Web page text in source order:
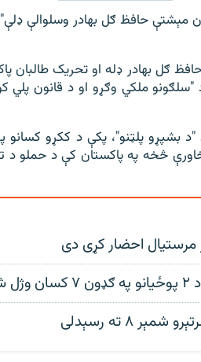
مېشتې حافظ ګل بهادر وسلوالې
ګل بهادر ډله او تحریک طالبان
ملکي وګړو او د قانون پلي
"د بشپړو پلټنو"، پکې د ککړو
خاورې څخه په پاکستان کې د حملو د
مرستیال احضار کړی دی
۸ ته رسېدلی